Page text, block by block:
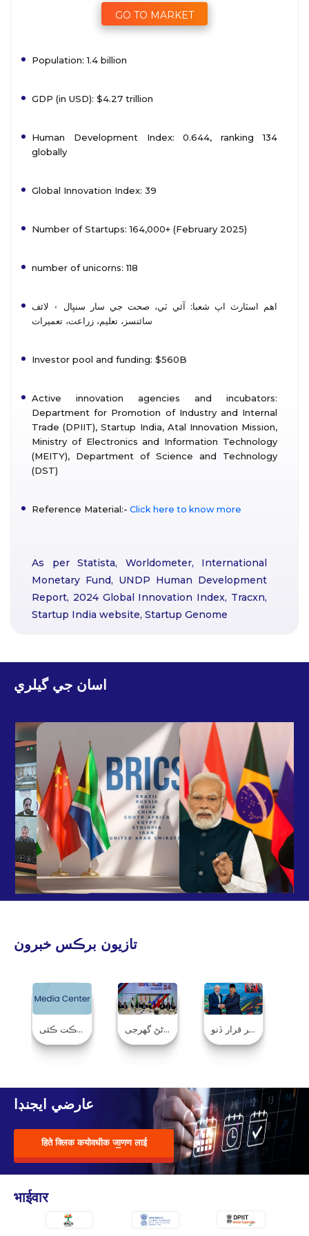
GO TO MARKET
Population: 1.4 billion
GDP (in USD): $4.27 trillion
Human Development Index: 0.644, ranking 134
globally
Global Innovation Index: 39
Number of Startups: 164,000+ (February 2025)
number of unicorns: 118
اهم اسٽارٽ اپ شعبا: آئي ٽي، صحت جي سار سنڀال ۽ لائف
سائنسز، تعليم، زراعت، تعميرات
Investor pool and funding: $560B
Active innovation agencies and incubators:
Department for Promotion of Industry and Internal
Trade (DPIIT), Startup India, Atal Innovation Mission,
Ministry of Electronics and Information Technology
(MEITY), Department of Science and Technology
(DST)
Reference Material:- Click here to know more
As per Statista, Worldometer, International
Monetary Fund, UNDP Human Development
Report, 2024 Global Innovation Index, Tracxn,
Startup India website, Startup Genome
اسان جي گيلري
تازیون برڪس خبرون
وزیر اعظم 16 ہین برڪس سمٽ ۾ شرڪت ڪئی برڪس: ھتی آھی بین ال-اقوامی بلاڪ بابت ڇا ڄاڻڻ گھرجی برازیل انڊونیشیا کی برڪس جو نئون میمبر قرار ڏنو
عارضي ايجنڊا
हिते क्लिक कयोवधीक जा॒णण लाई
भाईवार